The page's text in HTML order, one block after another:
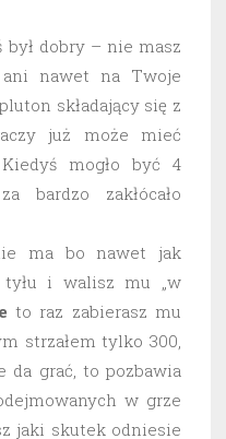
dobry – nie masz
nawet na Twoje
składający się z
już może mieć
mogło być 4
bardzo zakłócało
ma bo nawet jak
tyłu i walisz mu „w
to raz zabierasz mu
strzałem tylko 300,
grać, to pozbawia
w grze
jaki skutek odniesie